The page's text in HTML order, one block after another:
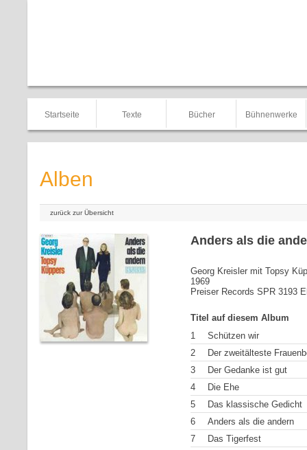
Startseite Texte Bücher Bühnenwerke
Alben
zurück zur Übersicht
Anders als die
Georg Kreisler mit Topsy
1969
Preiser Records SPR 3193
Titel auf diesem Album
1
Schützen wir
2
Der zweitälteste
3
Der Gedanke ist gut
4
Die Ehe
5
Das klassische Gedicht
6
Anders als die andern
7
Das Tigerfest